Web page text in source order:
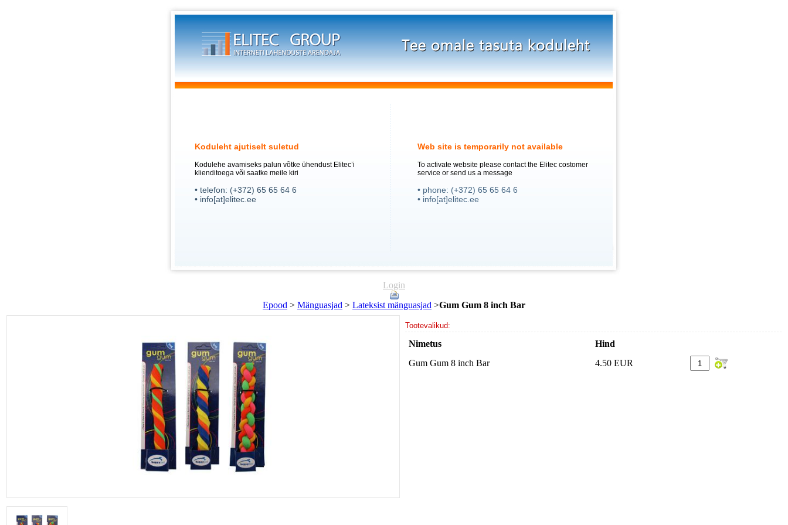
Koduleht ajutiselt suletud
Kodulehe avamiseks palun võtke ühendust Elitec’i
klienditoega või saatke meile kiri
• telefon: (+372) 65 65 64 6
• info[at]elitec.ee
Web site is temporarily not available
To activate website please contact the Elitec costomer
service or send us a message
• phone: (+372) 65 65 64 6
• info[at]elitec.ee
Login
Epood > Mänguasjad > Lateksist mänguasjad >Gum Gum 8 inch Bar
Tootevalikud:
Nimetus
Hind
Gum Gum 8 inch Bar
4.50 EUR